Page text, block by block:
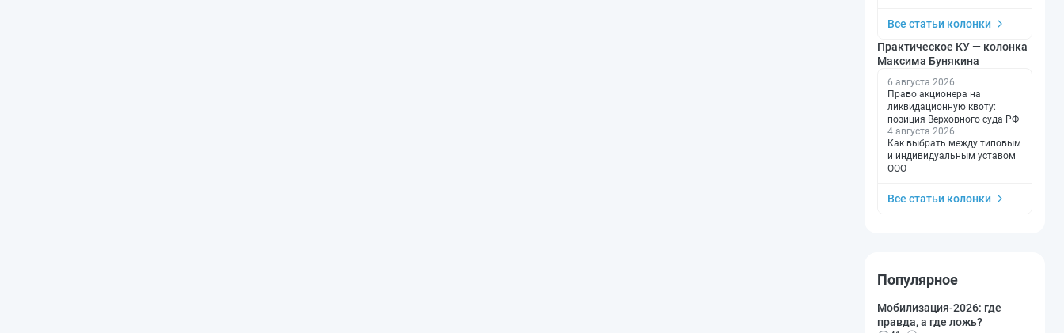
Все статьи колонки
Практическое КУ — колонка
Максима Бунякина
6 августа 2026
Право акционера на
ликвидационную квоту:
позиция Верховного суда РФ
4 августа 2026
Как выбрать между типовым
и индивидуальным уставом
ООО
Все статьи колонки
Популярное
Мобилизация-2026: где
правда, а где ложь?